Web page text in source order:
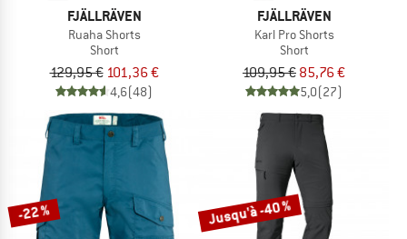
FJÄLLRÄVEN
Ruaha Shorts
Short
129,95 € 101,36 €
4,6(48)
FJÄLLRÄVEN
Karl Pro Shorts
Short
109,95 € 85,76 €
5,0(27)
-22 % Jusqu'à -40 %